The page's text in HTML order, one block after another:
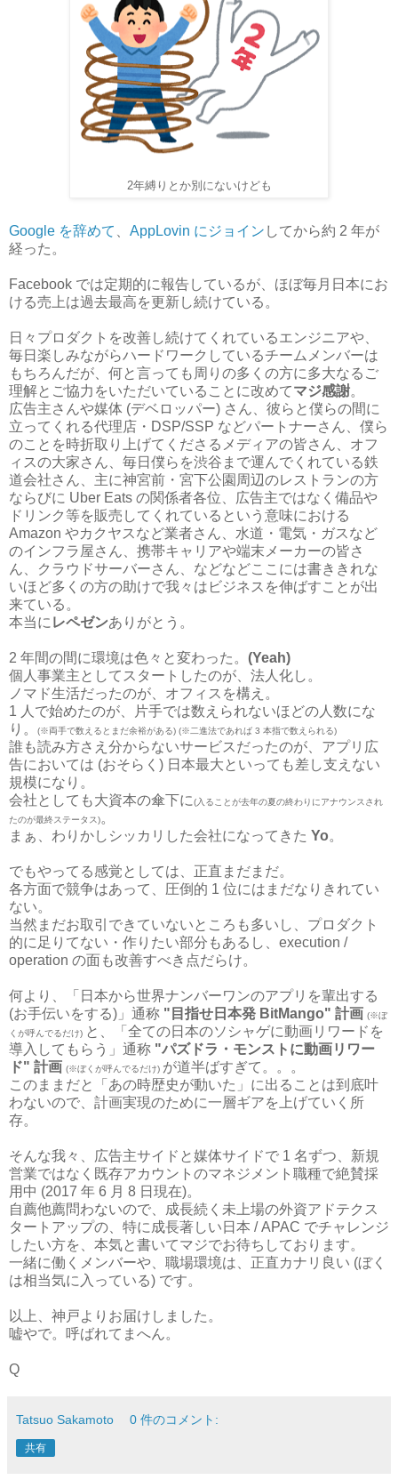
2年縛りとか別にないけども
Google を辞めて 、 AppLovin にジョイン してから約 2 年が
経った。
Facebook では定期的に報告しているが、ほぼ毎月日本にお
ける売上は過去最高を更新し続けている。
日々プロダクトを改善し続けてくれているエンジニアや、
毎日楽しみながらハードワークしているチームメンバーは
もちろんだが、何と言っても周りの多くの方に多大なるご
理解とご協力をいただいていることに改めてマジ感謝。
広告主さんや媒体 (デベロッパー) さん、彼らと僕らの間に
立ってくれる代理店・DSP/SSP などパートナーさん、僕ら
のことを時折取り上げてくださるメディアの皆さん、オフ
ィスの大家さん、毎日僕らを渋谷まで運んでくれている鉄
道会社さん、主に神宮前・宮下公園周辺のレストランの方
ならびに Uber Eats の関係者各位、広告主ではなく備品や
ドリンク等を販売してくれているという意味における
Amazon やカクヤスなど業者さん、水道・電気・ガスなど
のインフラ屋さん、携帯キャリアや端末メーカーの皆さ
ん、クラウドサーバーさん、などなどここには書ききれな
いほど多くの方の助けで我々はビジネスを伸ばすことが出
来ている。
本当にレペゼンありがとう。
2 年間の間に環境は色々と変わった。 (Yeah)
個人事業主としてスタートしたのが、法人化し。
ノマド生活だったのが、オフィスを構え。
1 人で始めたのが、片手では数えられないほどの人数にな
り。
(※両手で数えるとまだ余裕がある) (※二進法であれば 3 本指で数えられる)
誰も読み方さえ分からないサービスだったのが、アプリ広
告においては (おそらく) 日本最大といっても差し支えない
規模になり。
会社としても大資本の傘下に(入ることが去年の夏の終わりにアナウンスされ
たのが最終ステータス)。
まぁ、わりかしシッカリした会社になってきた Yo。
でもやってる感覚としては、正直まだまだ。
各方面で競争はあって、圧倒的 1 位にはまだなりきれてい
ない。
当然まだお取引できていないところも多いし、プロダクト
的に足りてない・作りたい部分もあるし、execution /
operation の面も改善すべき点だらけ。
何より、「日本から世界ナンバーワンのアプリを輩出する
(お手伝いをする)」通称 "目指せ日本発 BitMango" 計画 (※ぼ
くが呼んでるだけ) と、「全ての日本のソシャゲに動画リワードを
導入してもらう」通称 "パズドラ・モンストに動画リワー
ド" 計画 (※ぼくが呼んでるだけ) が道半ばすぎて。。。
このままだと「あの時歴史が動いた」に出ることは到底叶
わないので、計画実現のために一層ギアを上げていく所
存。
そんな我々、広告主サイドと媒体サイドで 1 名ずつ、新規
営業ではなく既存アカウントのマネジメント職種で絶賛採
用中 (2017 年 6 月 8 日現在)。
自薦他薦問わないので、成長続く未上場の外資アドテクス
タートアップの、特に成長著しい日本 / APAC でチャレンジ
したい方を、本気と書いてマジでお待ちしております。
一緒に働くメンバーや、職場環境は、正直カナリ良い (ぼく
は相当気に入っている) です。
以上、神戸よりお届けしました。
嘘やで。呼ばれてまへん。
Q
Tatsuo Sakamoto 0 件のコメント:
共有